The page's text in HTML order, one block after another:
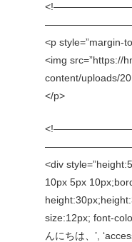
<p style=”margin-
<img src=”https://
content/uploads/
</p>
<div
10px 5px
size:12px; font-
んにちは、’,